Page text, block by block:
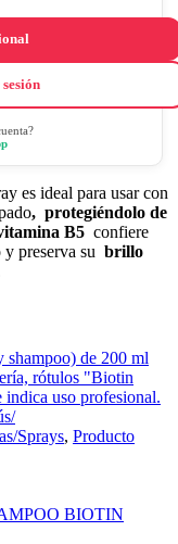
es ideal para usar con
, protegiéndolo de
B5 confiere
preserva su brillo
Sprays, Producto
BIOTIN